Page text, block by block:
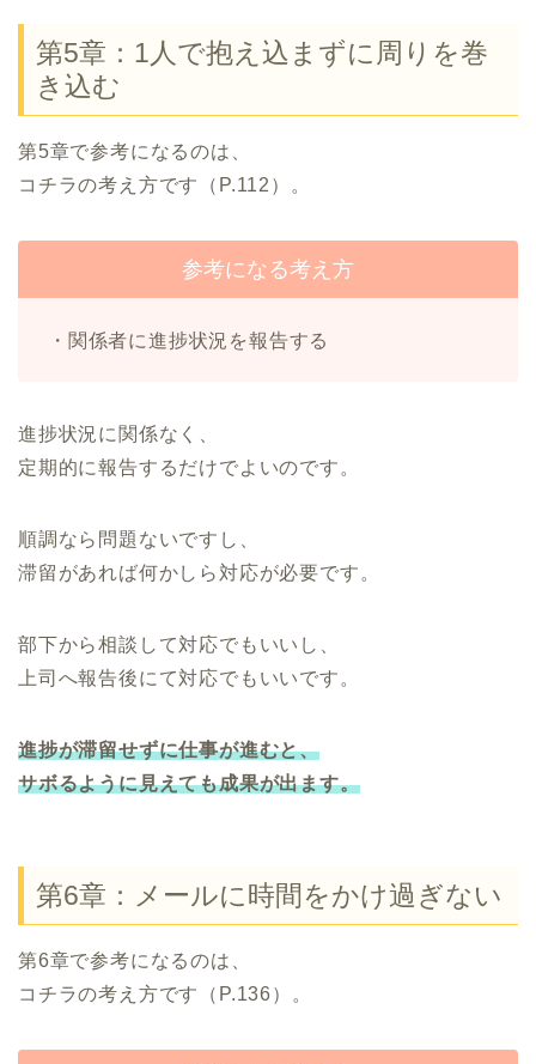
第5章：1人で抱え込まずに周りを巻
き込む
第5章で参考になるのは、
コチラの考え方です（P.112）。
参考になる考え方
・関係者に進捗状況を報告する
進捗状況に関係なく、
定期的に報告するだけでよいのです。
順調なら問題ないですし、
滞留があれば何かしら対応が必要です。
部下から相談して対応でもいいし、
上司へ報告後にて対応でもいいです。
進捗が滞留せずに仕事が進むと、
サボるように見えても成果が出ます。
第6章：メールに時間をかけ過ぎない
第6章で参考になるのは、
コチラの考え方です（P.136）。